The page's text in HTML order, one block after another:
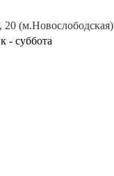
20 (м.Новослободская)
- суббота